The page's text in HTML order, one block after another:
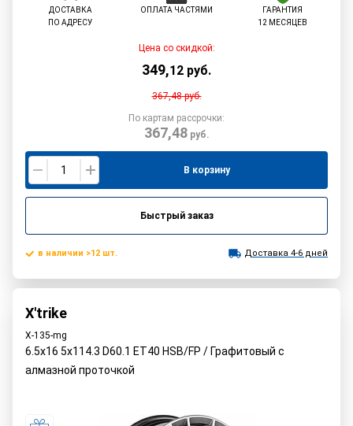
ДОСТАВКА
ПО АДРЕСУ
ОПЛАТА ЧАСТЯМИ
ГАРАНТИЯ
12 МЕСЯЦЕВ
Цена со скидкой:
349,12 руб.
367,48руб.
По картам рассрочки:
367,48руб.
В корзину
Быстрый заказ
в наличии >12 шт. Доставка 4-6 дней
X'trike
X-135-mg
6.5x16 5x114.3 D60.1 ET40 HSB/FP / Графитовый с
алмазной проточкой